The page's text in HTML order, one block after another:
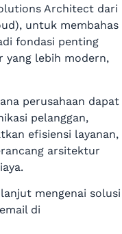
Architect dari
untuk membahas
fondasi penting
yang lebih modern,
perusahaan dapat
pelanggan,
efisiensi layanan,
arsitektur
mengenai solusi
di